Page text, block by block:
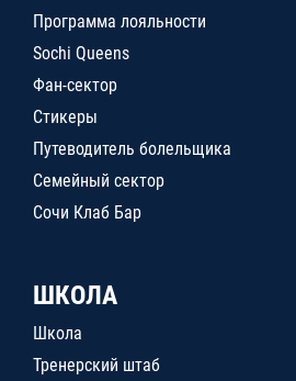
Программа лояльности
Sochi Queens
Фан-сектор
Стикеры
Путеводитель болельщика
Семейный сектор
Сочи Клаб Бар
ШКОЛА
Школа
Тренерский штаб